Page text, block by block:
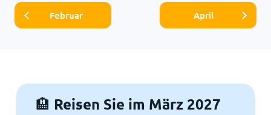
Februar April
🏨 Reisen Sie im März 2027